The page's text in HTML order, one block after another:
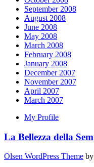
September 2008
August 2008
June 2008
May 2008
March 2008
February 2008
January 2008
December 2007
November 2007
April 2007
March 2007
My Profile
La Bellezza della
Olsen WordPress Theme by